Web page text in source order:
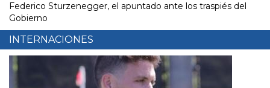
Federico Sturzenegger, el apuntado ante los traspiés del
Gobierno
INTERNACIONES